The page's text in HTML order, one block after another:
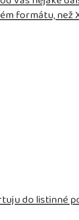
formátu, než
do listinné